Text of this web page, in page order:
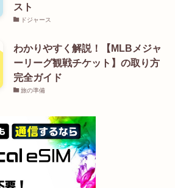
スト
ドジャース
わかりやすく解説！【MLBメジャ
ーリーグ観戦チケット】の取り方
完全ガイド
旅の準備